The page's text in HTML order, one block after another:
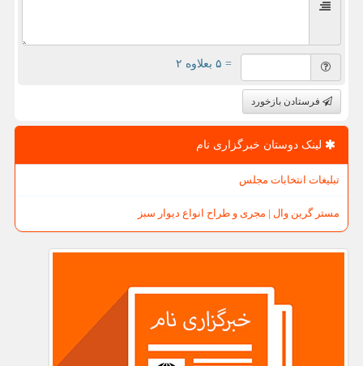
= ۵ بعلاوه ۲
فرستادن بازخورد
لینک دوستان خبرگزاری نام
تبلیغات انتخابات مجلس
مستر گرین وال | مجری و طراح انواع دیوار سبز